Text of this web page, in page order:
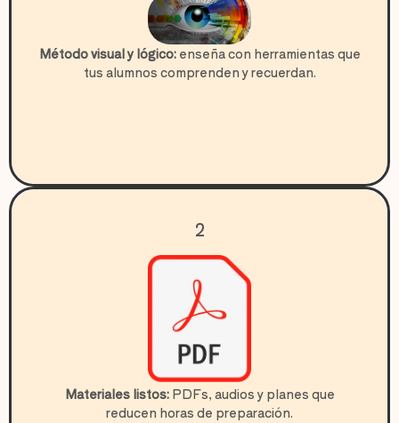
Método visual y lógico:enseña con herramientas que
tus alumnos comprenden y recuerdan.
2
Materiales listos:PDFs, audios y planes que
reducen horas de preparación.